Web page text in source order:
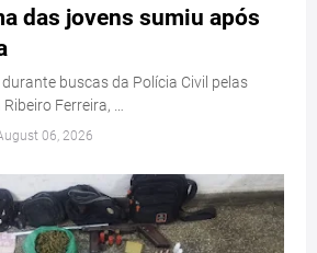
das jovens sumiu após
buscas da Polícia Civil pelas
Ferreira, …
06, 2026